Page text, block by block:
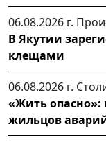
06.08.2026 г.
В Якутии
клещами
06.08.2026 г.
«Жить опасно»:
жильцов